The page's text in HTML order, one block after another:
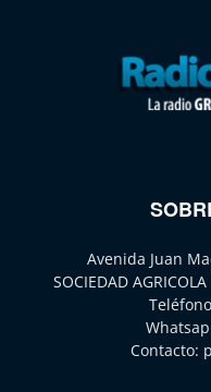
Avenida Juan
SOCIEDAD
Contacto: